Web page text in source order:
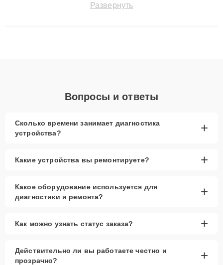
сохранением гарантии до 3 лет. Наши мастера решают
Развернуть
Вопросы и ответы
Сколько времени занимает диагностика
устройства?
+
Какие устройства вы ремонтируете? +
Какое оборудование используется для
диагностики и ремонта?
+
Как можно узнать статус заказа? +
Действительно ли вы работаете честно и
прозрачно?
+